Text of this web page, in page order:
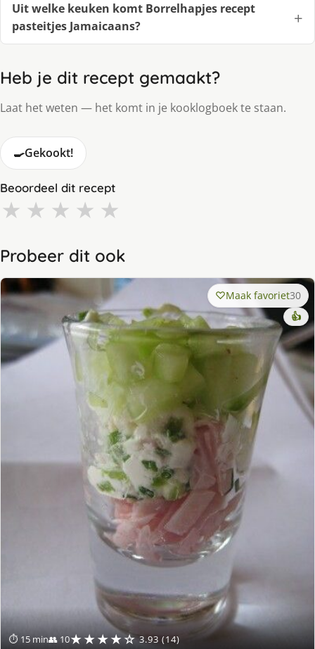
Uit welke keuken komt Borrelhapjes recept
pasteitjes Jamaicaans?
Heb je dit recept gemaakt?
Laat het weten — het komt in je kooklogboek te staan.
🍳Gekookt!
Beoordeel dit recept
★ ★ ★ ★ ★
Probeer dit ook
⏱ 15 min👥 10★★★★☆ 3.93 (14)
Maak favoriet30
👍